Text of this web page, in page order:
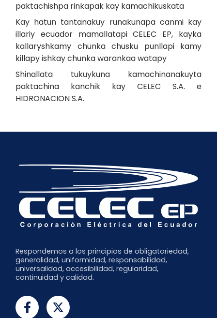
paktachishpa rinkapak kay kamachikuskata
Kay hatun tantanakuy runakunapa canmi kay
illariy ecuador mamallatapi CELEC EP, kayka
kallaryshkamy chunka chusku punllapi kamy
killapy ishkay chunka warankaa watapy
Shinallata tukuykuna kamachinanakuyta
paktachina kanchik kay CELEC S.A. e
HIDRONACION S.A.
Respondemos a los principios de obligatoriedad,
generalidad, uniformidad, responsabilidad,
universalidad, accesibilidad, regularidad,
continuidad y calidad.